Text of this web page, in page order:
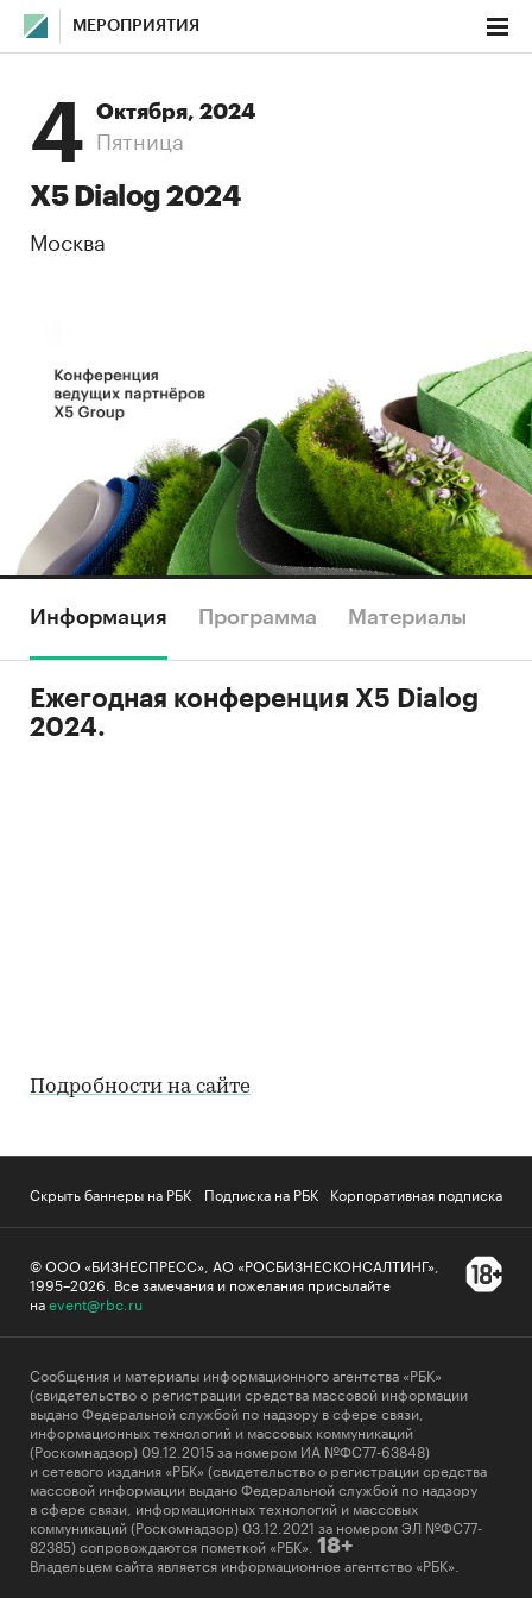
МЕРОПРИЯТИЯ
4 Октября, 2024
Пятница
Х5 Dialog 2024
Москва
Информация Программа Материалы
Ежегодная конференция Х5 Dialog
2024.
Подробности на сайте
Скрыть баннеры на РБК Подписка на РБК Корпоративная подписка
© ООО «БИЗНЕСПРЕСС», АО «РОСБИЗНЕСКОНСАЛТИНГ»,
1995–2026 Все замечания и пожелания присылайте
наevent@rbc.ru
Сообщения и материалы информационного агентства «РБК»
(свидетельство о регистрации средства массовой информации
выдано Федеральной службой по надзору в сфере связи,
информационных технологий и массовых коммуникаций
(Роскомнадзор) 09.12.2015 за номером ИА №ФС77-63848)
и сетевого издания «РБК» (свидетельство о регистрации средства
массовой информации выдано Федеральной службой по надзору
в сфере связи, информационных технологий и массовых
коммуникаций (Роскомнадзор) 03.12.2021 за номером ЭЛ №ФС77-
82385) сопровождаются пометкой «РБК». 18+
Владельцем сайта является информационное агентство «РБК».